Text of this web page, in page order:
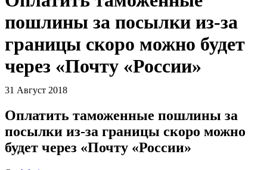
пошлины за посылки из-за
границы скоро можно будет
через «Почту «России»
31 Август 2018
Оплатить таможенные пошлины за
посылки из-за границы скоро можно
будет через «Почту «России»